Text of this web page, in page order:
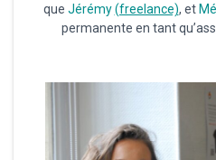
que Jérémy (freelance), et
permanente en tant